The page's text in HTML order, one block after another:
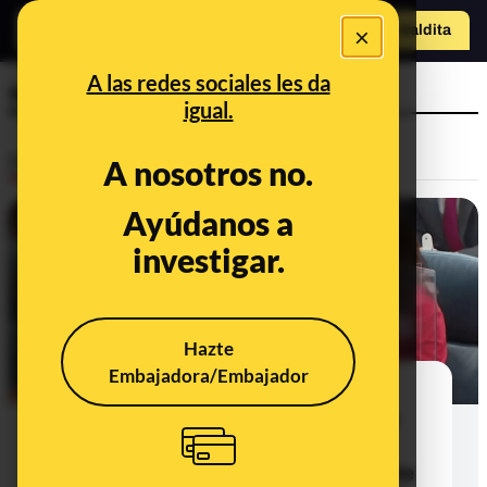
×
A las redes sociales les da
igual.
A nosotros no.
Ayúdanos a
investigar.
Hazte
Embajadora/Embajador
Hazte Maldita
¿Qué sabemos sobre el supuesto
Más Madrid, Mónica García, a la
bancada del Partido Popular durante